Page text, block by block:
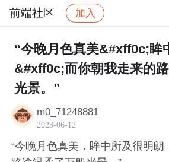
前端社区 加入
社区 前端社区 感慨 帖
“今晚月色真美&#xff0c;眸
&#xff0c;而你朝我走来的
光景。”
m0_71248881
2023-06-12
“今晚月色真美，眸中所及很明朗